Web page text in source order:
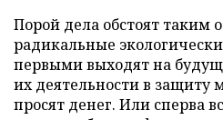
Порой дела обстоят таким
радикальные
первыми выходят на
их деятельности в защиту
просят денег. Или сперва